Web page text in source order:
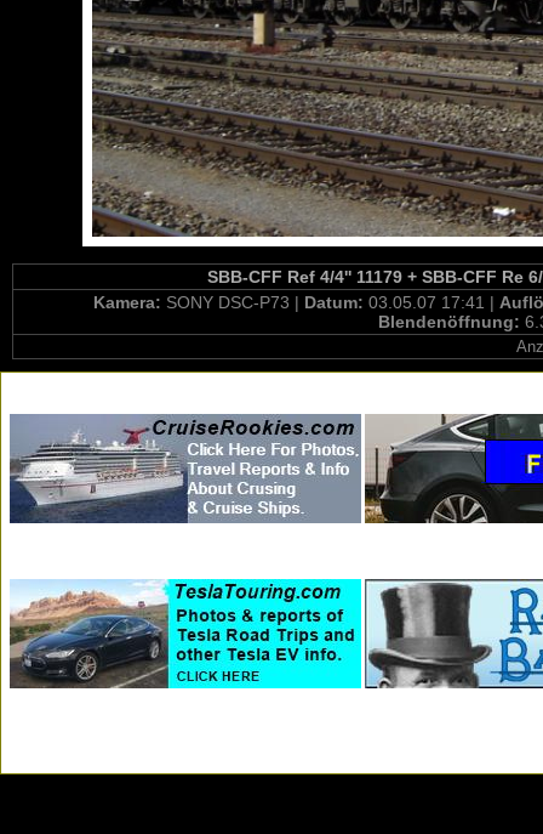
SBB-CFF Ref 4/4'' 11179 + SBB-CFF Re
Kamera: SONY DSC-P73 | Datum: 03.05.07 17:41 |
Blendenöffnung: